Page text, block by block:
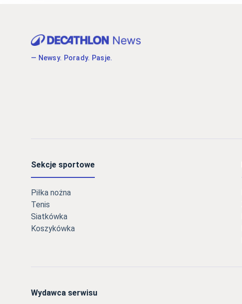
— Newsy. Porady. Pasje.
Sekcje sportowe
Piłka nożna
Tenis
Siatkówka
Koszykówka
Wydawca serwisu